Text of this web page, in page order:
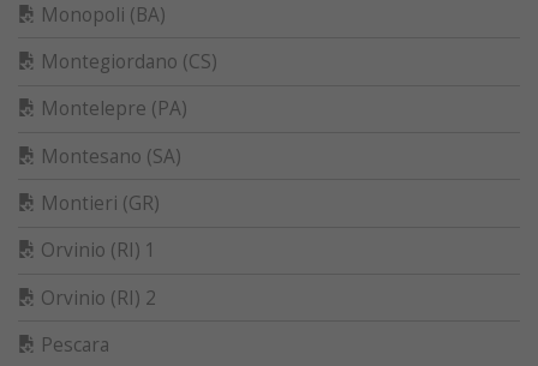
Monopoli (BA)
Montegiordano (CS)
Montelepre (PA)
Montesano (SA)
Montieri (GR)
Orvinio (RI) 1
Orvinio (RI) 2
Pescara